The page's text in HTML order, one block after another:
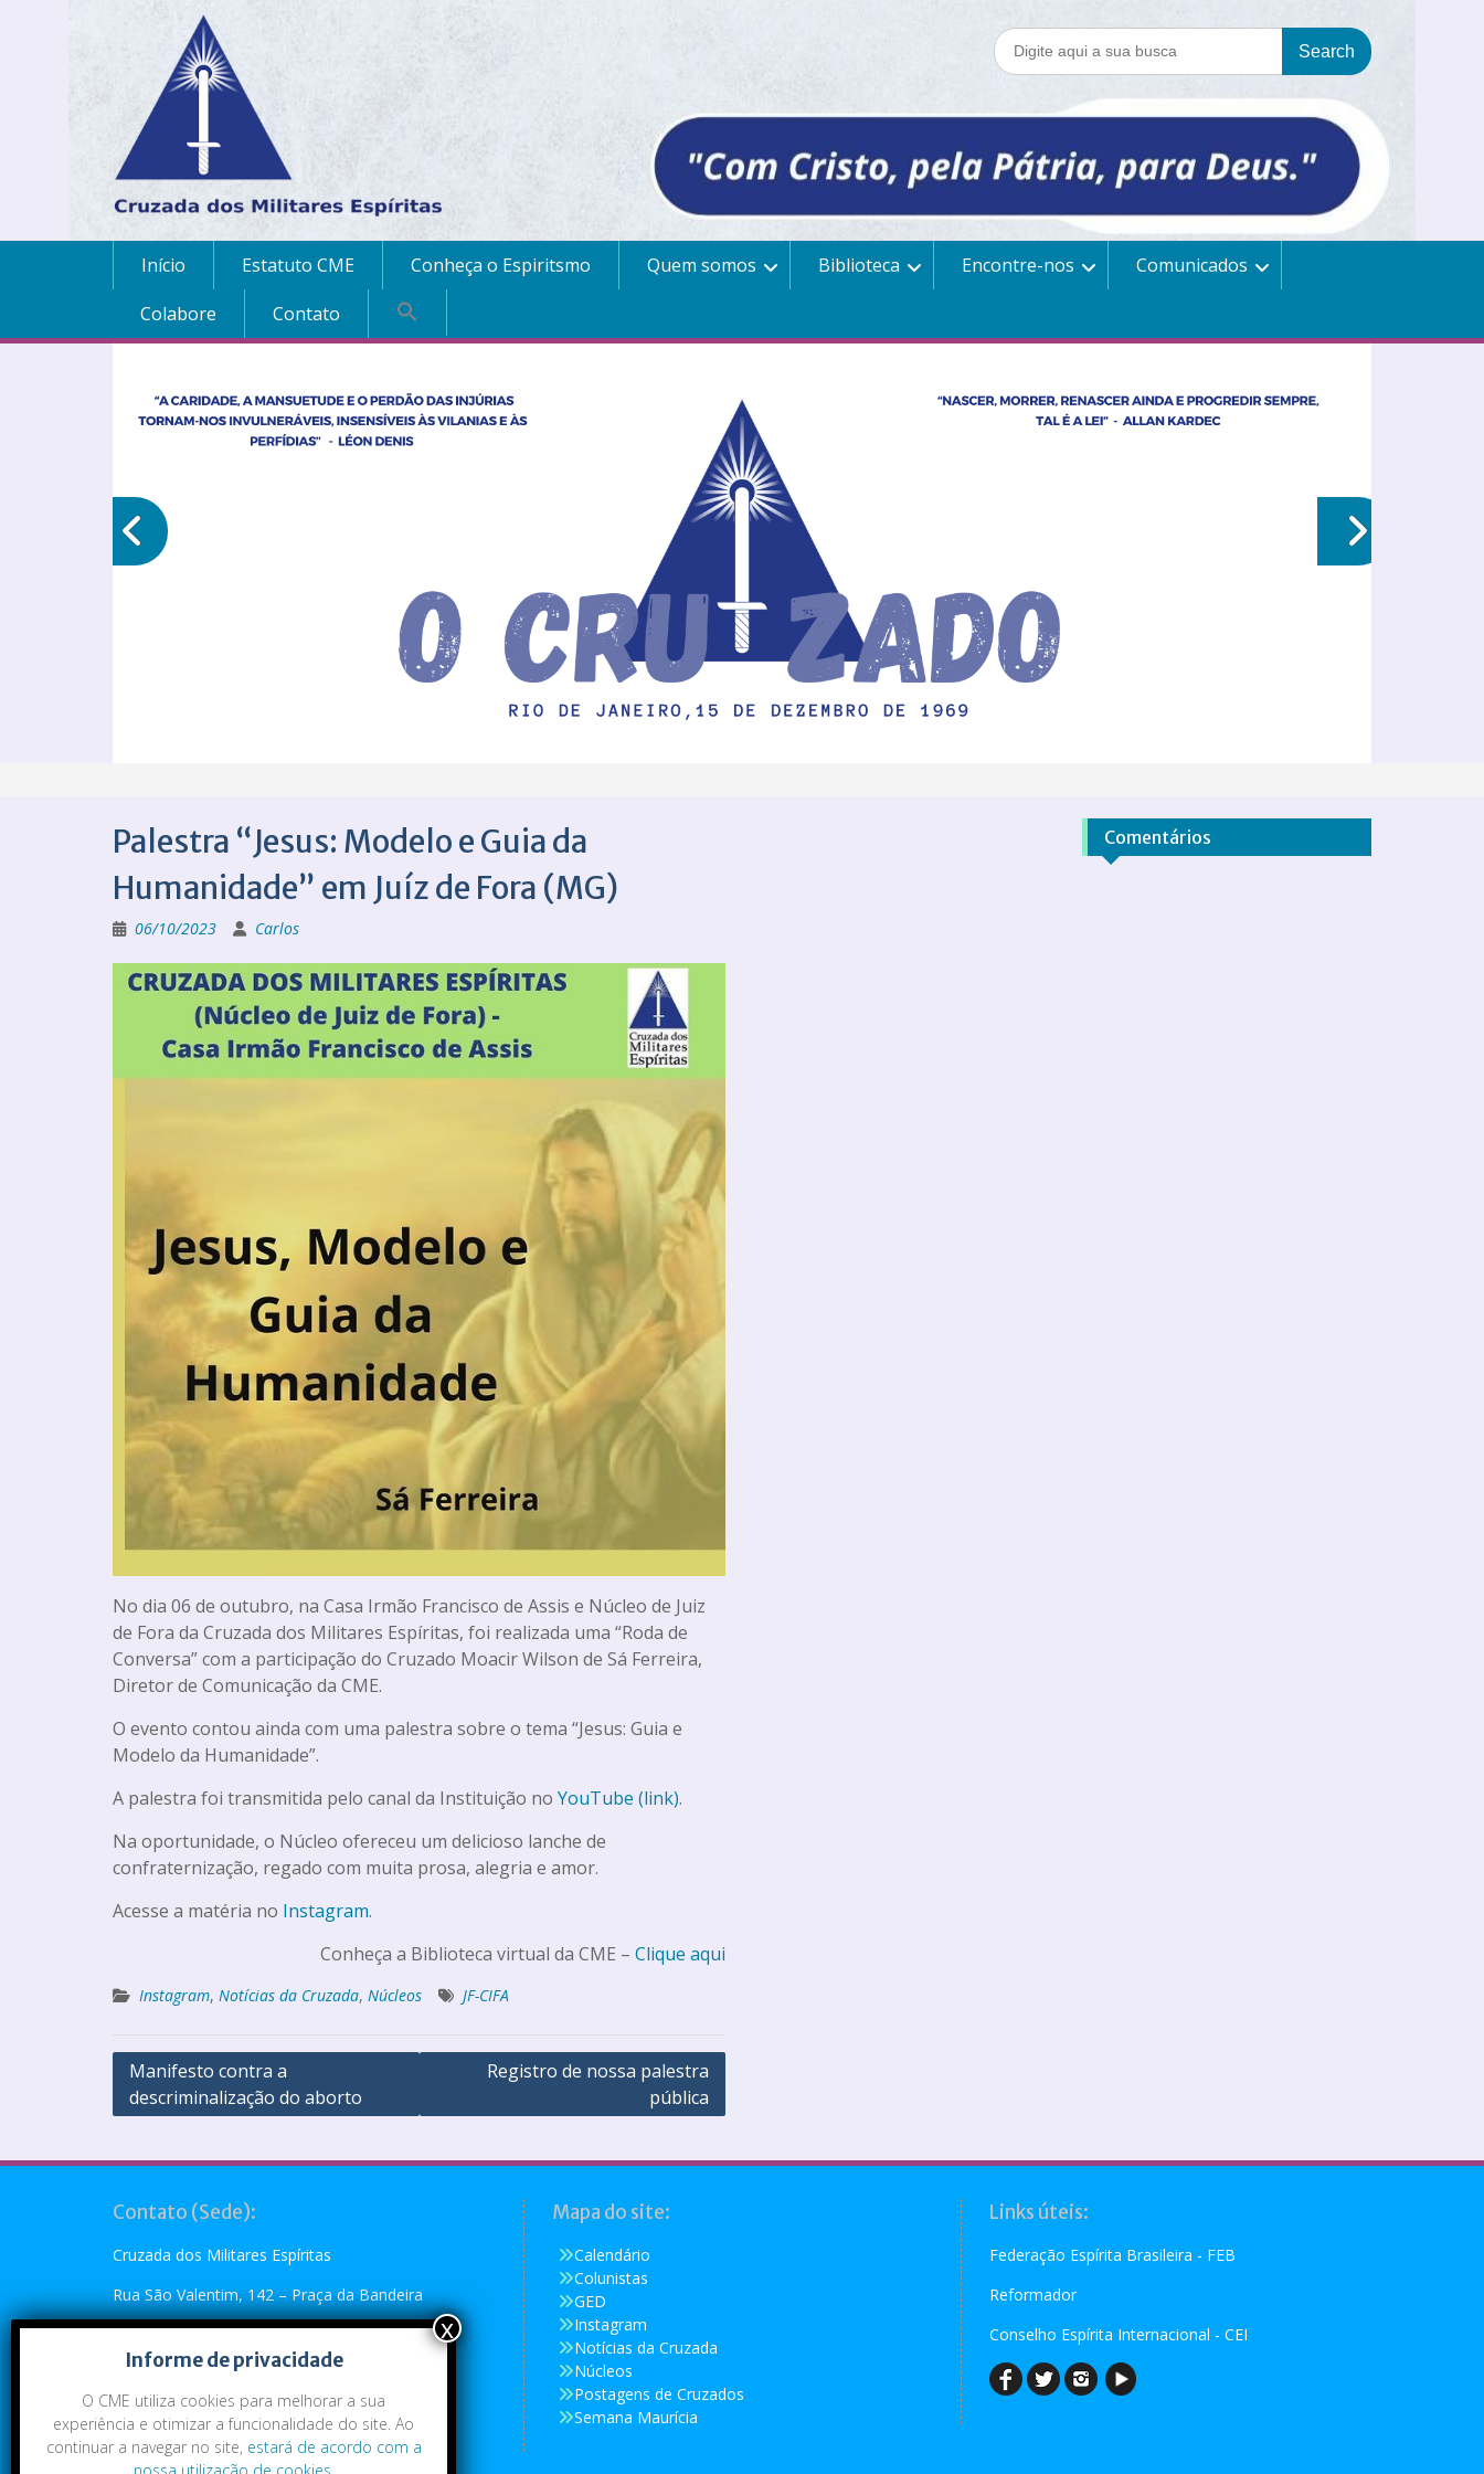
Início Estatuto CME Conheça o Espiritsmo Quem somos Biblioteca Encontre-nos
Comunicados
Colabore
Contato
Palestra “Jesus: Modelo e Guia da
Humanidade” em Juíz de Fora (MG)
06/10/2023 Carlos
No dia 06 de outubro, na Casa Irmão Francisco de Assis e Núcleo de Juiz
de Fora da Cruzada dos Militares Espíritas, foi realizada uma “Roda de
Conversa” com a participação do Cruzado Moacir Wilson de Sá Ferreira,
Diretor de Comunicação da CME.
O evento contou ainda com uma palestra sobre o tema “Jesus: Guia e
Modelo da Humanidade”.
A palestra foi transmitida pelo canal da Instituição no YouTube (link).
Na oportunidade, o Núcleo ofereceu um delicioso lanche de
confraternização, regado com muita prosa, alegria e amor.
Acesse a matéria no Instagram.
Conheça a Biblioteca virtual da CME – Clique aqui
Instagram, Notícias da Cruzada, Núcleos JF-CIFA
Manifesto contra a
descriminalização do aborto
Registro de nossa palestra
pública
Comentários
Contato (Sede):
Cruzada dos Militares Espíritas
Rua São Valentim, 142 – Praça da Bandeira
Rio de Janeiro, RJ – CEP: 20.260-110
Telefone: (21) 2273-4896 ou (21) 2273-5790
Emai:cme@cme.org.br
Mapa do site:
Calendário
Colunistas
GED
Instagram
Notícias da Cruzada
Núcleos
Postagens de Cruzados
Semana Maurícia
Links úteis:
Federação Espírita Brasileira - FEB
Reformador
Conselho Espírita Internacional - CEI
Informe de privacidade
O CME utiliza cookies para melhorar a sua
experiência e otimizar a funcionalidade do site. Ao
continuar a navegar no site, estará de acordo com a